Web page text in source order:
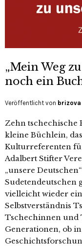
„Mein Weg
noch ein
Veröffentlicht von brizova
Zehn tschechische
kleine Büchlein,
Kulturreferenten
Adalbert Stifter
„unsere
Sudetendeutschen
vielleicht wieder
Selbstverständnis
Tschechinnen und
Generationen, ob